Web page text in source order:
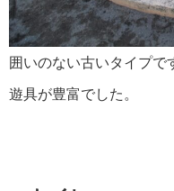
囲いのない古いタイプ
遊具が豊富でした。